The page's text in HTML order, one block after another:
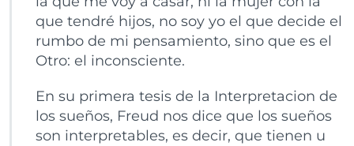
que tendré hijos, no soy yo el que decide el
rumbo de mi pensamiento, sino que es el
Otro: el inconsciente.
En su primera tesis de la Interpretacion de
los sueños, Freud nos dice que los sueños
son interpretables, es decir, que tienen u